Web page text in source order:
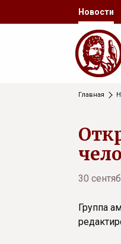
Новости
Главная
30
Группа